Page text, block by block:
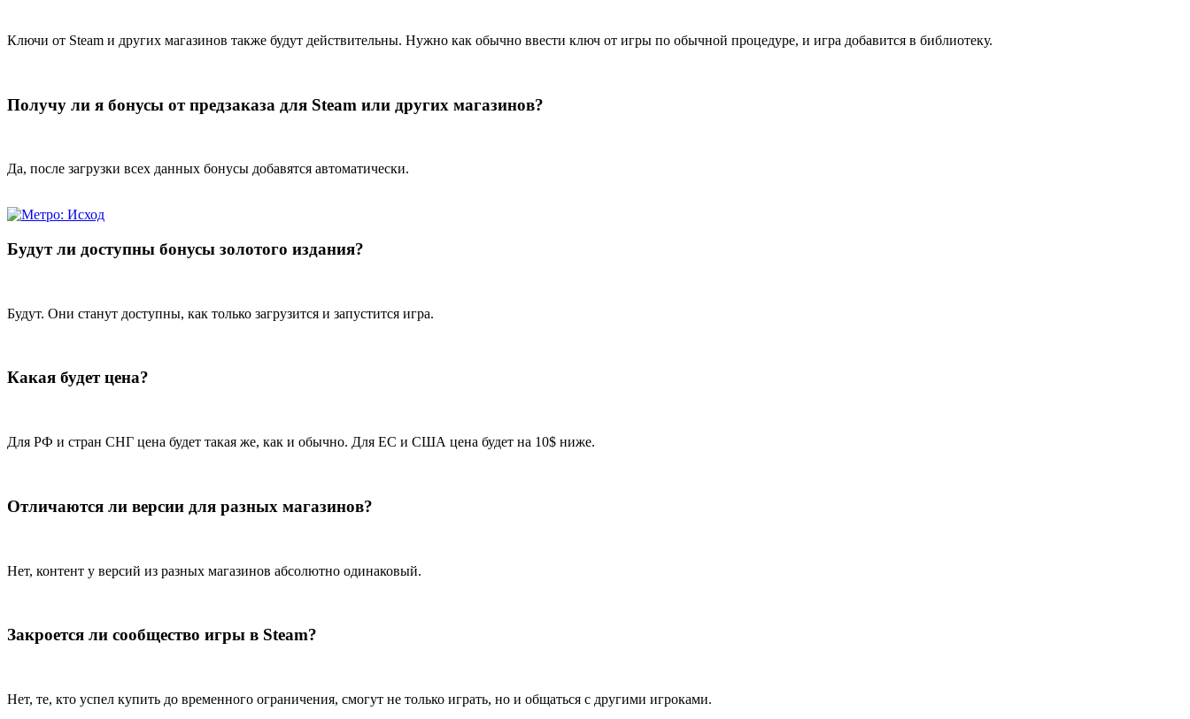
Ключи от Steam и других магазинов также будут действительны. Нужно как обычно ввести ключ от игры по обычной процедуре, и игра добавится в библиотеку.
Получу ли я бонусы от предзаказа для Steam или других магазинов?
Да, после загрузки всех данных бонусы добавятся автоматически.
Будут ли доступны бонусы золотого издания?
Будут. Они станут доступны, как только загрузится и запустится игра.
Какая будет цена?
Для РФ и стран СНГ цена будет такая же, как и обычно. Для ЕС и США цена будет на 10$ ниже.
Отличаются ли версии для разных магазинов?
Нет, контент у версий из разных магазинов абсолютно одинаковый.
Закроется ли сообщество игры в Steam?
Нет, те, кто успел купить до временного ограничения, смогут не только играть, но и общаться с другими игроками.